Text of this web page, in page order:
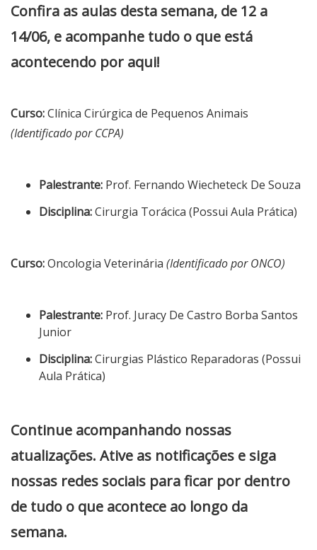
Confira as aulas desta semana, de 12 a
14/06, e acompanhe tudo o que está
acontecendo por aqui!
Curso:Clínica Cirúrgica de Pequenos Animais
(Identificado por CCPA)
Palestrante: Prof. Fernando Wiecheteck De Souza
Disciplina:Cirurgia Torácica (Possui Aula Prática)
Curso:Oncologia Veterinária (Identificado por ONCO)
Palestrante: Prof. Juracy De Castro Borba Santos
Junior
Disciplina:Cirurgias Plástico Reparadoras (Possui
Aula Prática)
Continue acompanhando nossas
atualizações. Ative as notificações e siga
nossas redes sociais para ficar por dentro
de tudo o que acontece ao longo da
semana.